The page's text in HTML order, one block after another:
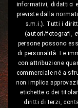
informativi, didattici
previste dalla
s.m.i.). Tutti i
(autori/fotografi,
persone possono
di personalità. Le
con attribuzione
commerciale né a
non implica
etichette o dei
diritti di terzi,